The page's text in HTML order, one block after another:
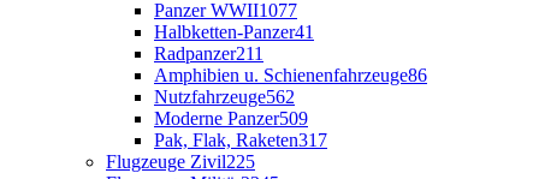
Panzer WWII1077
Halbketten-Panzer41
Radpanzer211
Amphibien u. Schienenfahrzeuge86
Nutzfahrzeuge562
Moderne Panzer509
Pak, Flak, Raketen317
Flugzeuge Zivil225